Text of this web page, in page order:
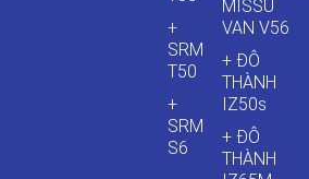
+
SRM
T50
+
SRM
S6
MISSU
VAN V56
+ ĐÔ
THÀNH
IZ50s
+ ĐÔ
THÀNH